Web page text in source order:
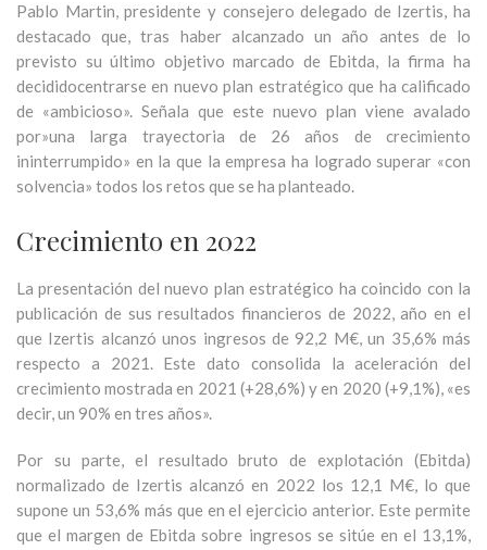
Pablo Martin, presidente y consejero delegado de Izertis, ha
destacado que, tras haber alcanzado un año antes de lo
previsto su último objetivo marcado de Ebitda, la firma ha
decididocentrarse en nuevo plan estratégico que ha calificado
de «ambicioso». Señala que este nuevo plan viene avalado
por»una larga trayectoria de 26 años de crecimiento
ininterrumpido» en la que la empresa ha logrado superar «con
solvencia» todos los retos que se ha planteado.
Crecimiento en 2022
La presentación del nuevo plan estratégico ha coincido con la
publicación de sus resultados financieros de 2022, año en el
que Izertis alcanzó unos ingresos de 92,2 M€, un 35,6% más
respecto a 2021. Este dato consolida la aceleración del
crecimiento mostrada en 2021 (+28,6%) y en 2020 (+9,1%), «es
decir, un 90% en tres años».
Por su parte, el resultado bruto de explotación (Ebitda)
normalizado de Izertis alcanzó en 2022 los 12,1 M€, lo que
supone un 53,6% más que en el ejercicio anterior. Este permite
que el margen de Ebitda sobre ingresos se sitúe en el 13,1%,